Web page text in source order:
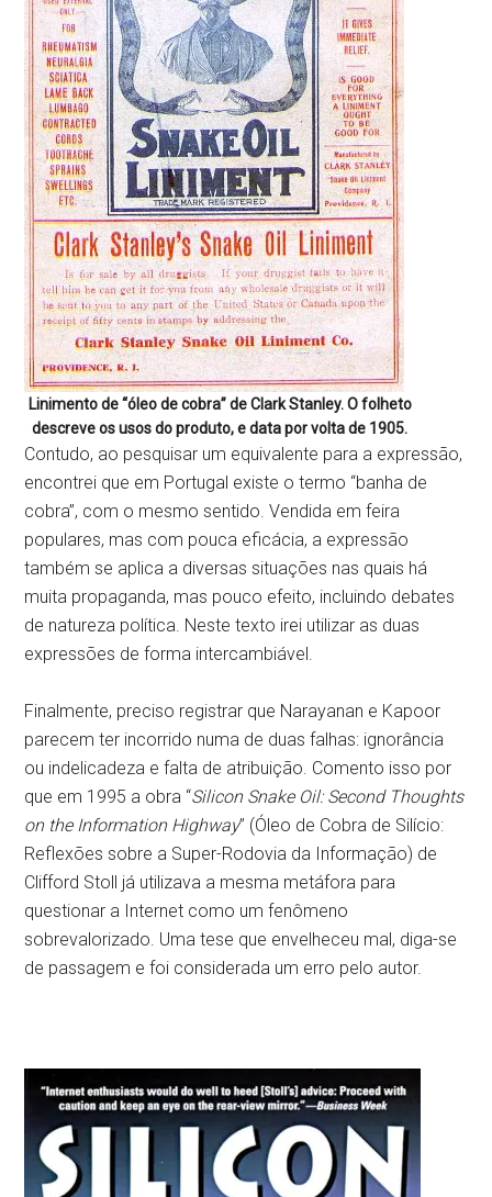
Linimento de “óleo de cobra” de Clark Stanley. O folheto
descreve os usos do produto, e data por volta de 1905.
Contudo, ao pesquisar um equivalente para a expressão,
encontrei que em Portugal existe o termo “banha de
cobra”, com o mesmo sentido. Vendida em feira
populares, mas com pouca eficácia, a expressão
também se aplica a diversas situações nas quais há
muita propaganda, mas pouco efeito, incluindo debates
de natureza política. Neste texto irei utilizar as duas
expressões de forma intercambiável.
Finalmente, preciso registrar que Narayanan e Kapoor
parecem ter incorrido numa de duas falhas: ignorância
ou indelicadeza e falta de atribuição. Comento isso por
que em 1995 a obra “Silicon Snake Oil: Second Thoughts
on the Information Highway” (Óleo de Cobra de Silício:
Reflexões sobre a Super-Rodovia da Informação) de
Clifford Stoll já utilizava a mesma metáfora para
questionar a Internet como um fenômeno
sobrevalorizado. Uma tese que envelheceu mal, diga-se
de passagem e foi considerada um erro pelo autor.